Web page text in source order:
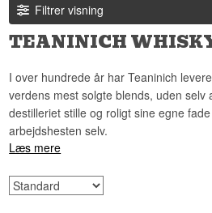
Filtrer visning
TEANINICH
I over hundrede år har Teaninich
verdens mest solgte blends, uden
destilleriet stille og roligt sine egne
arbejdshesten selv.
Læs mere